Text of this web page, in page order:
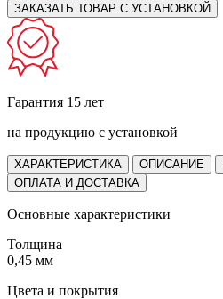
ЗАКАЗАТЬ ТОВАР С УСТАНОВКОЙ
Гарантия 15 лет
на продукцию с установкой
ХАРАКТЕРИСТИКА ОПИСАНИЕ
ОПЛАТА И ДОСТАВКА
Основные характеристики
Толщина
0,45 мм
Цвета и покрытия